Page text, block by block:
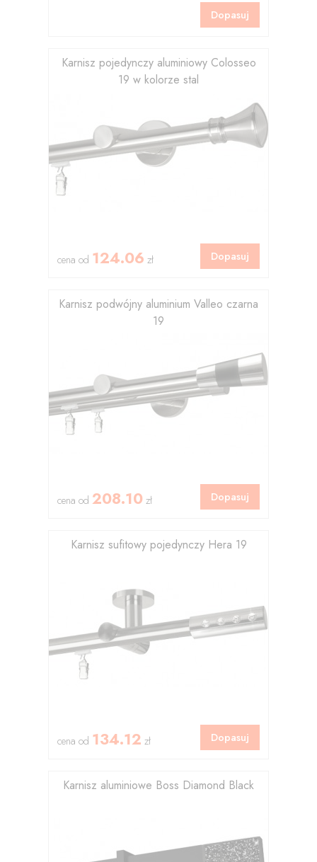
Dopasuj
Karnisz pojedynczy aluminiowy Colosseo
19 w kolorze stal
cena od 124.06 zł Dopasuj
Karnisz podwójny aluminium Valleo czarna
19
cena od 208.10 zł Dopasuj
Karnisz sufitowy pojedynczy Hera 19
cena od 134.12 zł Dopasuj
Karnisz aluminiowe Boss Diamond Black